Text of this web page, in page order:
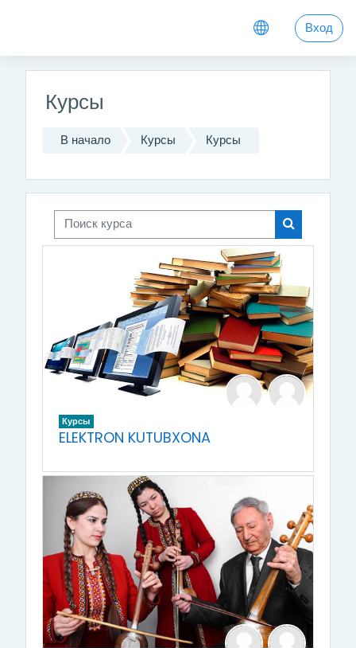
Вход
Курсы
В начало Курсы Курсы
Поиск курса
Поиск курса
Курсы
ELEKTRON KUTUBXONA